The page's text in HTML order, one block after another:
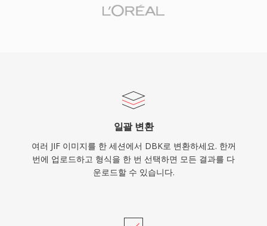
일괄 변환
여러 JIF 이미지를 한 세션에서 DBK로 변환하세요. 한꺼
번에 업로드하고 형식을 한 번 선택하면 모든 결과를 다
운로드할 수 있습니다.